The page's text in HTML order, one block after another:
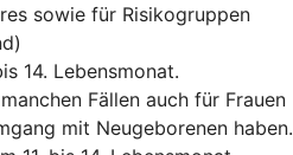
sowie für Risikogruppen
14. Lebensmonat.
Fällen auch für Frauen
mit Neugeborenen haben.